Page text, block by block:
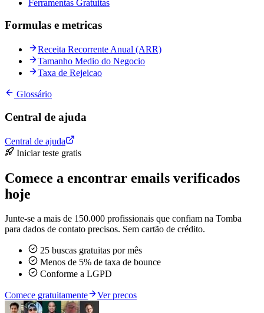
Ferramentas Gratuitas
Formulas e metricas
Receita Recorrente Anual (ARR)
Tamanho Medio do Negocio
Taxa de Rejeicao
Glossário
Central de ajuda
Central de ajuda
Iniciar teste gratis
Comece a encontrar emails verificados
hoje
Junte-se a mais de 150.000 profissionais que confiam na Tomba
para dados de contato precisos. Sem cartão de crédito.
25 buscas gratuitas por mês
Menos de 5% de taxa de bounce
Conforme a LGPD
Comece gratuitamente Ver precos